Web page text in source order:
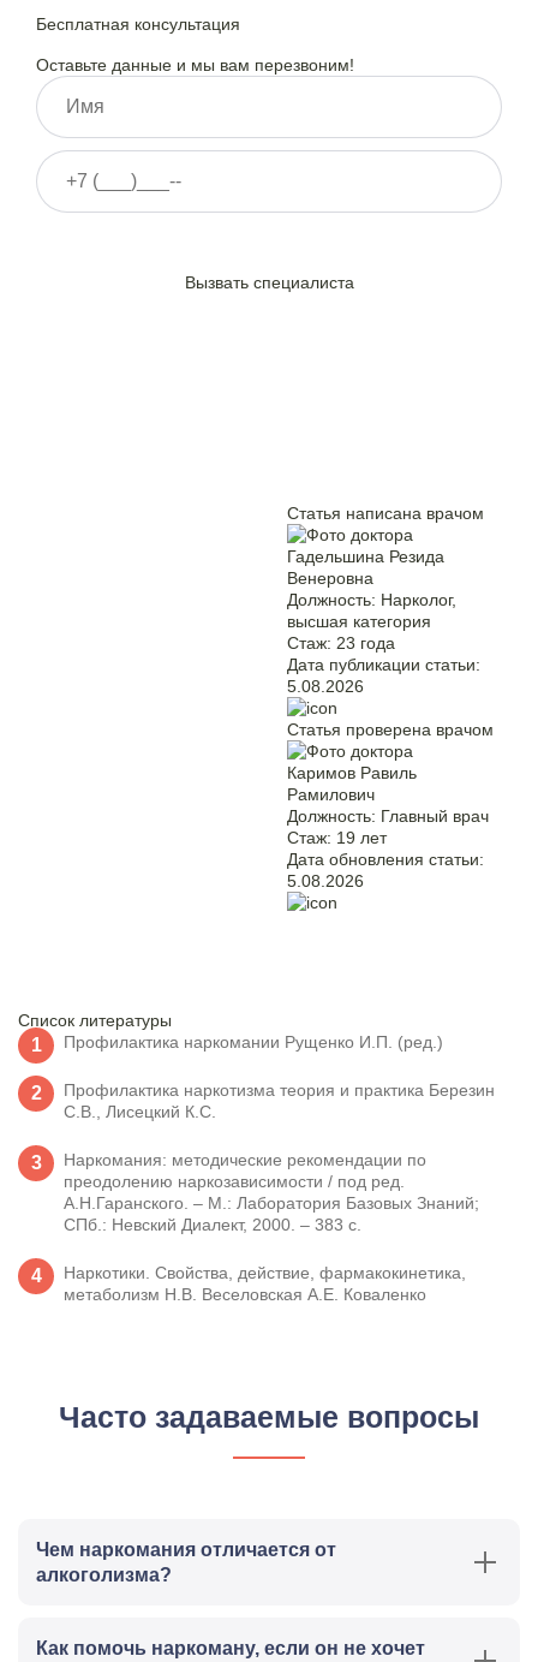
Бесплатная консультация
Оставьте данные и мы вам перезвоним!
Вызвать специалиста
Статья написана врачом
Гадельшина Резида
Венеровна
Должность: Нарколог,
высшая категория
Стаж: 23 года
Дата публикации статьи:
5.08.2026
Статья проверена врачом
Каримов Равиль
Рамилович
Должность: Главный врач
Стаж: 19 лет
Дата обновления статьи:
5.08.2026
Список литературы
Профилактика наркомании Рущенко И.П. (ред.)
Профилактика наркотизма теория и практика Березин
С.В., Лисецкий К.С.
Наркомания: методические рекомендации по
преодолению наркозависимости / под ред.
А.Н.Гаранского. – М.: Лаборатория Базовых Знаний;
СПб.: Невский Диалект, 2000. – 383 с.
Наркотики. Свойства, действие, фармакокинетика,
метаболизм Н.В. Веселовская А.Е. Коваленко
Часто задаваемые вопросы
Чем наркомания отличается от
алкоголизма?
Наркомания и алкоголизм – тяжелые хронические
Как помочь наркоману, если он не хочет